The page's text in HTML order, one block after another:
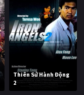
Thiên Sứ Hành Động
2